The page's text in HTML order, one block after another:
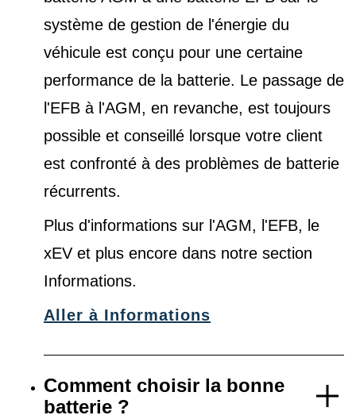
système de gestion de l'énergie du
véhicule est conçu pour une certaine
performance de la batterie. Le passage de
l'EFB à l'AGM, en revanche, est toujours
possible et conseillé lorsque votre client
est confronté à des problèmes de batterie
récurrents.
Plus d'informations sur l'AGM, l'EFB, le
xEV et plus encore dans notre section
Informations.
Aller à Informations
Comment choisir la bonne
batterie ?